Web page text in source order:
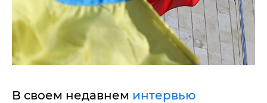
В своем недавнем интервью